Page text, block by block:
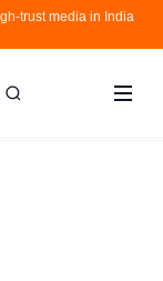
trust media in India